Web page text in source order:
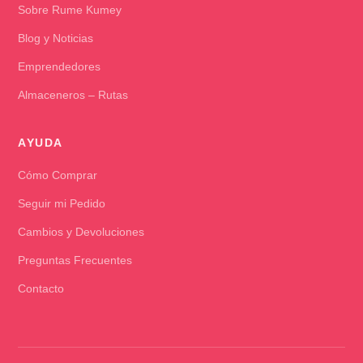
Sobre Rume Kumey
Blog y Noticias
Emprendedores
Almaceneros – Rutas
AYUDA
Cómo Comprar
Seguir mi Pedido
Cambios y Devoluciones
Preguntas Frecuentes
Contacto